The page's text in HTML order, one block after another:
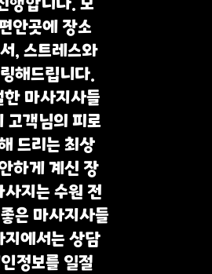
안곳에 장소
, 스트레스와
해드립니다.
한 마사지사들
고객님의 피로
드리는 최상
하게 계신 장
지는 수원 전
은 마사지사들
지에서는 상담
정보를 일절